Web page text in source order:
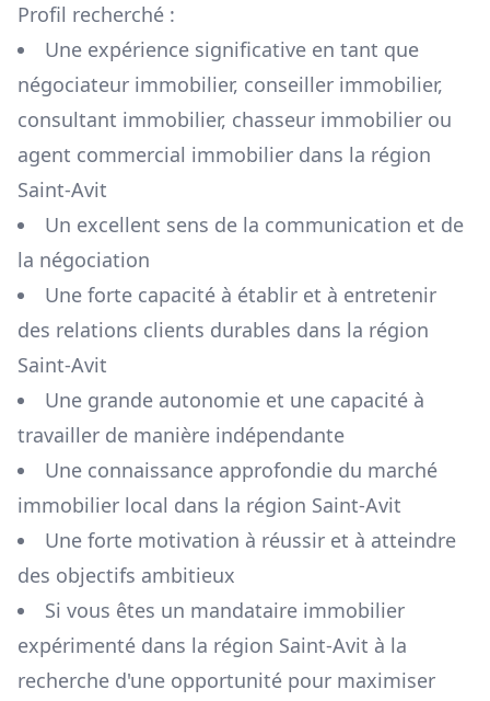
Profil recherché :
Une expérience significative en tant que
négociateur immobilier, conseiller immobilier,
consultant immobilier, chasseur immobilier ou
agent commercial immobilier dans la région
Saint-Avit
Un excellent sens de la communication et de
la négociation
Une forte capacité à établir et à entretenir
des relations clients durables dans la région
Saint-Avit
Une grande autonomie et une capacité à
travailler de manière indépendante
Une connaissance approfondie du marché
immobilier local dans la région Saint-Avit
Une forte motivation à réussir et à atteindre
des objectifs ambitieux
Si vous êtes un mandataire immobilier
expérimenté dans la région Saint-Avit à la
recherche d'une opportunité pour maximiser